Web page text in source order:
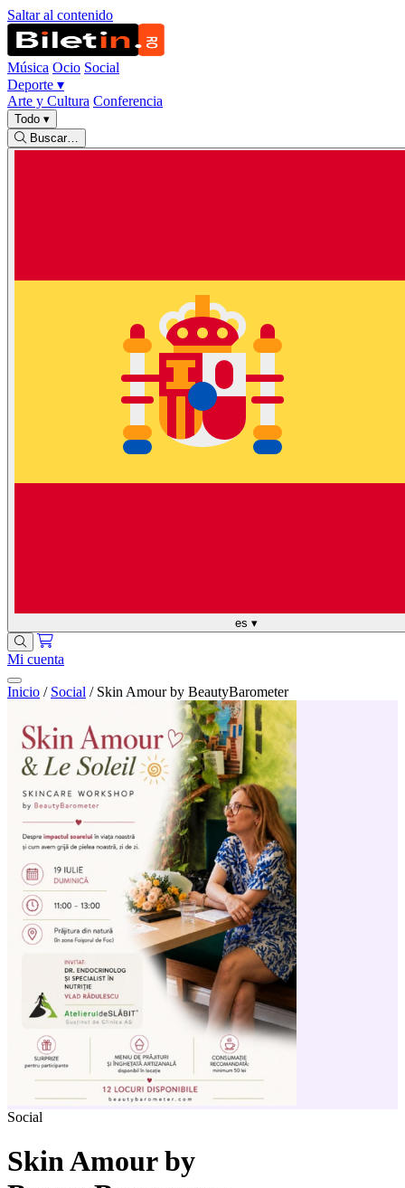
Saltar al contenido
Música Ocio Social
Deporte ▾
Arte y Cultura Conferencia
Todo ▾
Buscar…
es ▾
Mi cuenta
Inicio / Social / Skin Amour by BeautyBarometer
Social
Skin Amour by